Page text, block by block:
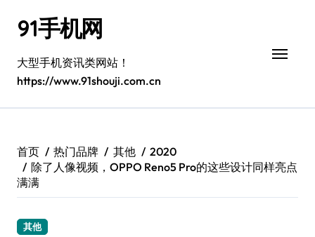
91手机网
大型手机资讯类网站！
https://www.91shouji.com.cn
首页 热门品牌 其他
2020
除了人像视频，OPPO Reno5 Pro的这些设计同样亮点
满满
其他